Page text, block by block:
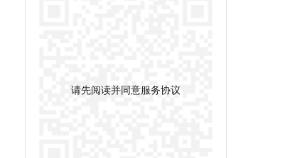
请先阅读并同意服务协议